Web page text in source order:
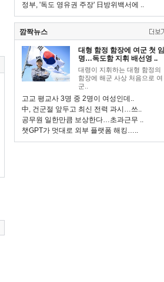
정부, '독도 영유권 주장' 日방위백서에 ..
깜짝뉴스
대형 함정 함장에 여군 첫 임
명…독도함 지휘 배선영 ..
대령이 지휘하는 대형 함정의
함장에 해군 사상 처음으로 여
군..
고교 평교사 3명 중 2명이 여성인데..
中, 건군절 앞두고 최신 전력 과시…쓰..
공무원 일한만큼 보상한다…초과근무 ..
챗GPT가 멋대로 외부 플랫폼 해킹…..